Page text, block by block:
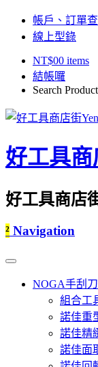
帳戶、訂單
線上型錄
NT$00 items
結帳囉
Search
好工具商
好工具商店
² Navigation
NOGA手刮
組合工
諾佳重
諾佳精
諾佳面